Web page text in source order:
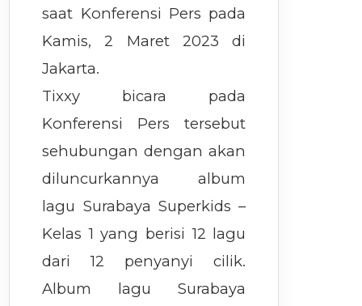
saat Konferensi Pers pada
Kamis, 2 Maret 2023 di
Jakarta.
Tixxy bicara pada
Konferensi Pers tersebut
sehubungan dengan akan
diluncurkannya album
lagu Surabaya Superkids –
Kelas 1 yang berisi 12 lagu
dari 12 penyanyi cilik.
Album lagu Surabaya